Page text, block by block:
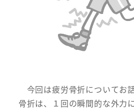
今回は疲労骨折についてお
骨折は、１回の瞬間的な外力